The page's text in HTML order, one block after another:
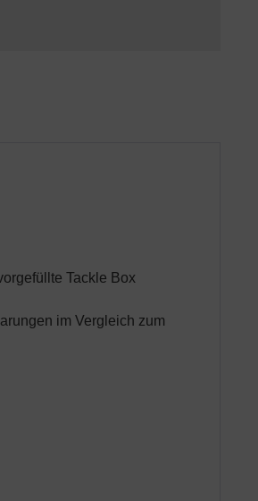
Tackle Box
im Vergleich zum